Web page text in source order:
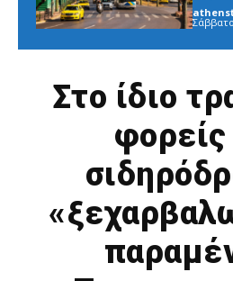
Στο ίδιο
φορείς